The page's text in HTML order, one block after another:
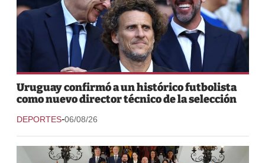
Uruguay confirmó a un histórico futbolista
como nuevo director técnico de la selección
DEPORTES-06/08/26